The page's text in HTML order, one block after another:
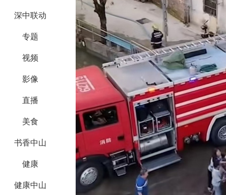
深中联动
专题
视频
影像
直播
美食
书香中山
健康
健康中山